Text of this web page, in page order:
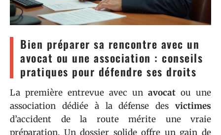
Bien préparer sa rencontre avec un
avocat ou une association : conseils
pratiques pour défendre ses droits
La première entrevue avec un avocat ou une
association dédiée à la défense des victimes
d’accident de la route mérite une vraie
préparation. Un dossier solide offre un gain de